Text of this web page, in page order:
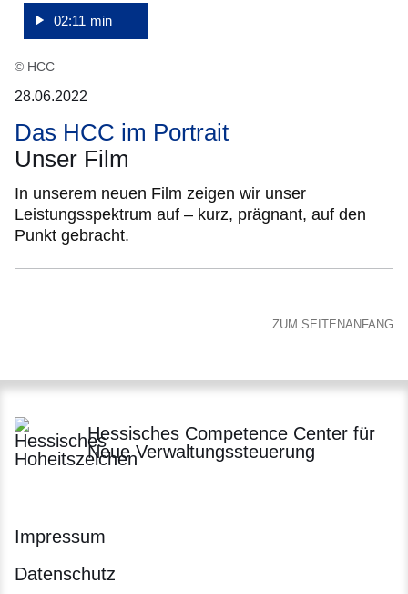
Sekunden
02:11 min
© HCC
28.06.2022
Das HCC im Portrait
Unser Film
In unserem neuen Film zeigen wir unser
Leistungsspektrum auf – kurz, prägnant, auf den
Punkt gebracht.
ZUM SEITENANFANG
Hessisches Competence Center für
Neue Verwaltungssteuerung
Impressum
Datenschutz